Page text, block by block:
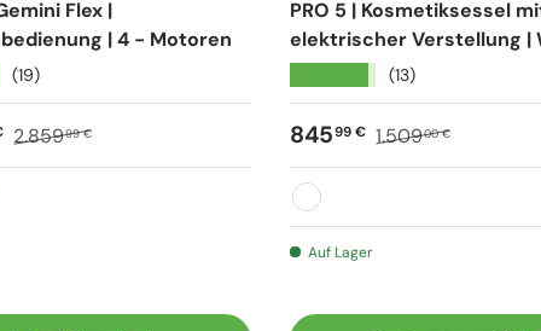
Flex |
| 4 - Motoren
(19)
Normaler Preis
2.85999 €
PRO 5 | Kosmetiksessel
elektrischer Verstellung |
(13)
Verkaufspreis
84599 € Normaler Preis
1.50900 €
Weiß
Auf Lager